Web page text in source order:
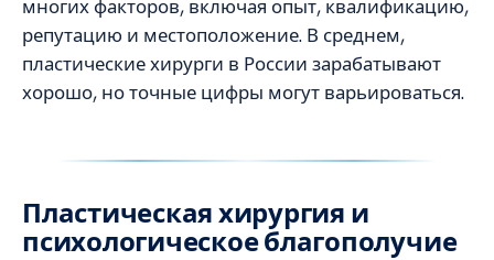
многих факторов, включая опыт, квалификацию,
репутацию и местоположение. В среднем,
пластические хирурги в России зарабатывают
хорошо, но точные цифры могут варьироваться.
Пластическая хирургия и
психологическое благополучие